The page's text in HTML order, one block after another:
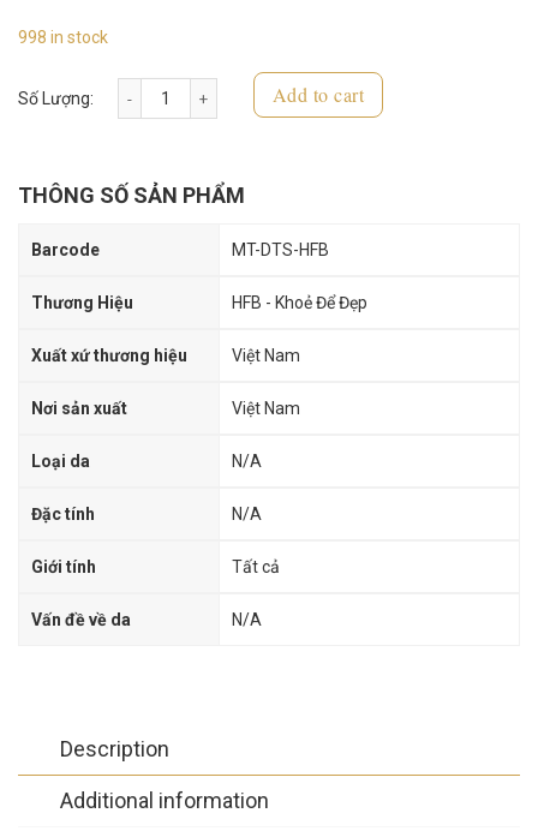
998 in stock
Muối Tắm HFB - Muối Gừng - Detox Salt quantity
Add to cart
THÔNG SỐ SẢN PHẨM
Barcode MT-DTS-HFB
Thương Hiệu HFB - Khoẻ Để Đẹp
Xuất xứ thương hiệu Việt Nam
Nơi sản xuất Việt Nam
Loại da N/A
Đặc tính N/A
Giới tính Tất cả
Vấn đề về da N/A
Description
Additional information